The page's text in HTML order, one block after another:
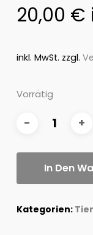
20,00 €
inkl. MwSt. zzgl.
Vorrätig
In Den
Kategorien: